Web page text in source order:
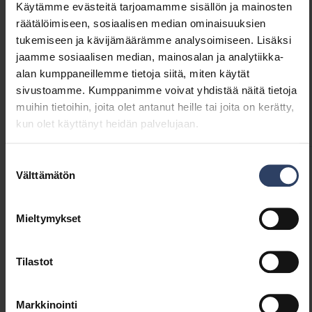
Käytämme evästeitä tarjoamamme sisällön ja mainosten
räätälöimiseen, sosiaalisen median ominaisuuksien
tukemiseen ja kävijämäärämme analysoimiseen. Lisäksi
jaamme sosiaalisen median, mainosalan ja analytiikka-
alan kumppaneillemme tietoja siitä, miten käytät
sivustoamme. Kumppanimme voivat yhdistää näitä tietoja
muihin tietoihin, joita olet antanut heille tai joita on kerätty,
kun olet käyttänyt heidän palvelujaan.
valinta
Välttämätön
Mieltymykset
Tilastot
Markkinointi
selluloosakuidusta ja uusiutuvista
materiaaleista valmistetusta biopolymeeristä.
Raaka-aineet saadaan puun ja sellun
jalostuksen sivuvirroista ja tähteistä. Keravalla
suunnitellun Pinea R -valaisimen runko ja kupu
puristetaan Suomessa ja tuote valmistetaan
Airamin Lahden tehtaalla - tuotteella on
Tekniset tiedot
Koodit Lataukset Tekniset tiedot
Tuotekoodit